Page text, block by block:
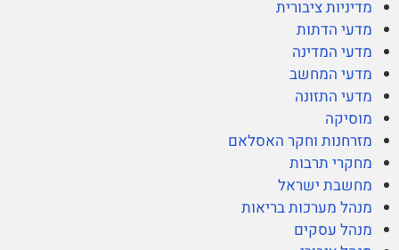
מדיניות ציבורית
מדעי הדתות
מדעי המדינה
מדעי המחשב
מדעי התזונה
מוסיקה
מזרחנות וחקר האסלאם
מחקרי תרבות
מחשבת ישראל
מנהל מערכות בריאות
מנהל עסקים